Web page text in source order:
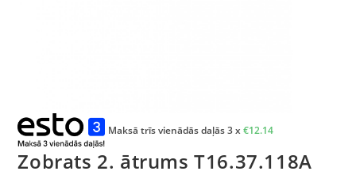
Maksā trīs vienādās daļās 3 x€12.14
Zobrats 2. ātrums T16.37.118A